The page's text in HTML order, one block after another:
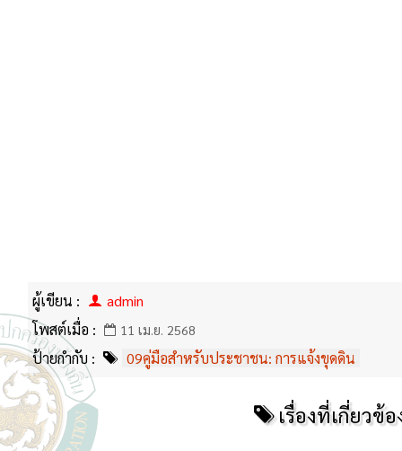
ผู้เขียน :
admin
โพสต์เมื่อ :
11 เม.ย. 2568
ป้ายกำกับ : 09คู่มือสำหรับประชาชน: การแจ้งขุดดิน
เรื่องที่เกี่ยวข้อ